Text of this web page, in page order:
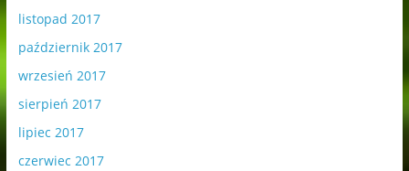
listopad 2017
październik 2017
wrzesień 2017
sierpień 2017
lipiec 2017
czerwiec 2017